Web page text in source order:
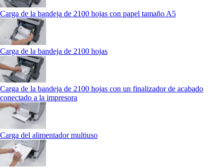
Carga de la bandeja de 2100 hojas con papel tamaño A5
Carga de la bandeja de 2100 hojas
Carga de la bandeja de 2100 hojas con un finalizador de acabado
conectado a la impresora
Carga del alimentador multiuso